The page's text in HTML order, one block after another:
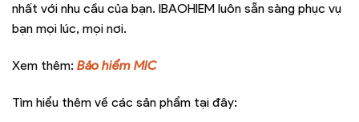
nhất với nhu cầu của bạn. IBAOHIEM luôn sẵn sàng phục vụ
bạn mọi lúc, mọi nơi.
Xem thêm: Bảo hiểm MIC
Tìm hiểu thêm về các sản phẩm tại đây: